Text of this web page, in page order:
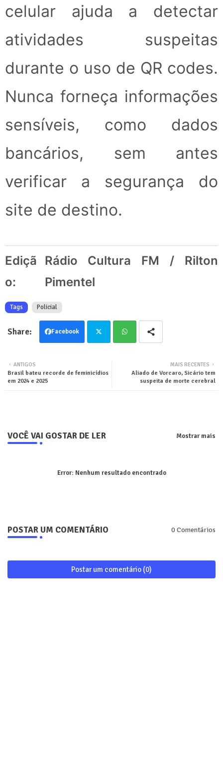
celular ajuda a detectar
atividades suspeitas
durante o uso de QR codes.
Nunca forneça informações
sensíveis, como dados
bancários, sem antes
verificar a segurança do
site de destino.
Ediçã
o:
Rádio Cultura FM / Rilton
Pimentel
Tags Policial
Facebook
ter
MAIS RECENTES
Aliado de Vorcaro, Sicário tem
suspeita de morte cerebral
ANTIGOS
Brasil bateu recorde de feminicídios
em 2024 e 2025
VOCÊ VAI GOSTAR DE LER Mostrar mais
Error: Nenhum resultado encontrado
POSTAR UM COMENTÁRIO 0 Comentários
Postar um comentário (0)